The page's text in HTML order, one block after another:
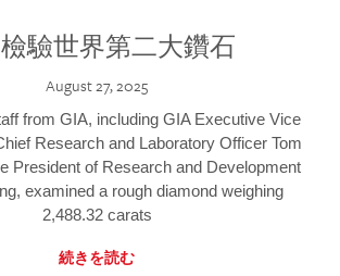
檢驗世界第二大鑽石
August 27, 2025
from GIA, including GIA Executive Vice
Research and Laboratory Officer Tom
President of Research and Development
examined a rough diamond weighing
2,488.32 carats
続きを読む